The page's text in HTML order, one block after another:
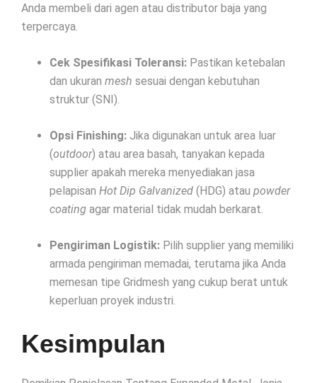
Anda membeli dari agen atau distributor baja yang
terpercaya.
Cek Spesifikasi Toleransi: Pastikan ketebalan
dan ukuran mesh sesuai dengan kebutuhan
struktur (SNI).
Opsi Finishing: Jika digunakan untuk area luar
(outdoor) atau area basah, tanyakan kepada
supplier apakah mereka menyediakan jasa
pelapisan Hot Dip Galvanized (HDG) atau powder
coating agar material tidak mudah berkarat.
Pengiriman Logistik: Pilih supplier yang memiliki
armada pengiriman memadai, terutama jika Anda
memesan tipe Gridmesh yang cukup berat untuk
keperluan proyek industri.
Kesimpulan